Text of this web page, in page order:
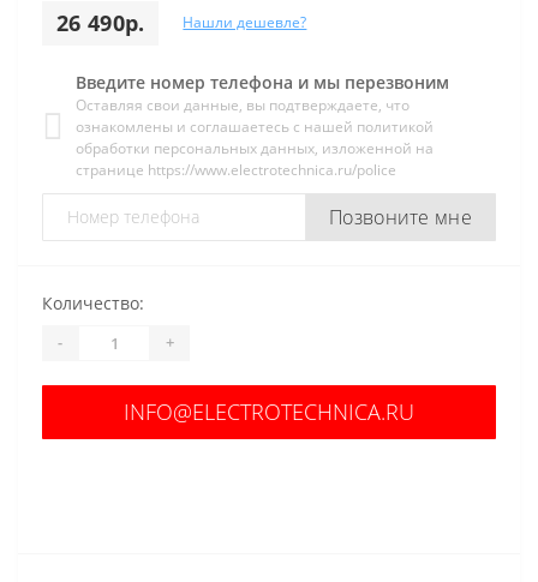
26 490р. Нашли дешевле?
Введите номер телефона и мы перезвоним
Оставляя свои данные, вы подтверждаете, что
ознакомлены и соглашаетесь с нашей политикой
обработки персональных данных, изложенной на
странице https://www.electrotechnica.ru/police
Позвоните мне
Количество:
- +
INFO@ELECTROTECHNICA.RU